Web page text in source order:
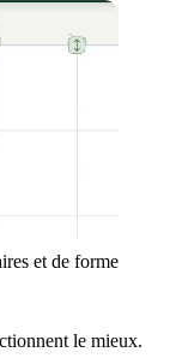
et de forme
le mieux.